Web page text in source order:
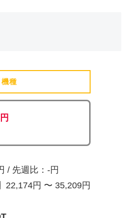
種
/ 先週比：-円
22,174円 〜 35,209円